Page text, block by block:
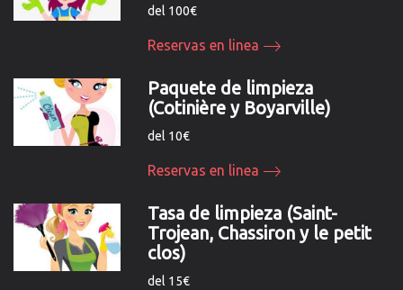
del 100€
Reservas en linea
Paquete de limpieza
(Cotinière y Boyarville)
del 10€
Reservas en linea
Tasa de limpieza (Saint-
Trojean, Chassiron y le petit
clos)
del 15€